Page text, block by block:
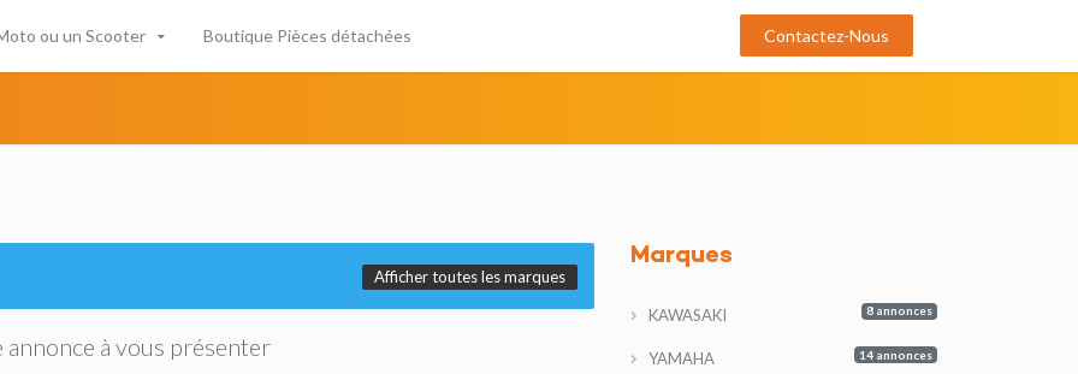
ou un Scooter Boutique Pièces détachées Contactez-Nous
Afficher toutes les marques
annonce à vous présenter
Marques
KAWASAKI 8 annonces
YAMAHA 14 annonces